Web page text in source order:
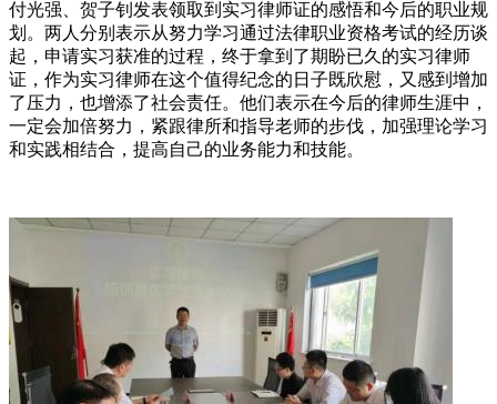
付光强、贺子钊发表领取到实习律师证的感悟和今后的职业规
划。两人分别表示从努力学习通过法律职业资格考试的经历谈
起，申请实习获准的过程，终于拿到了期盼已久的实习律师
证，作为实习律师在这个值得纪念的日子既欣慰，又感到增加
了压力，也增添了社会责任。他们表示在今后的律师生涯中，
一定会加倍努力，紧跟律所和指导老师的步伐，加强理论学习
和实践相结合，提高自己的业务能力和技能。